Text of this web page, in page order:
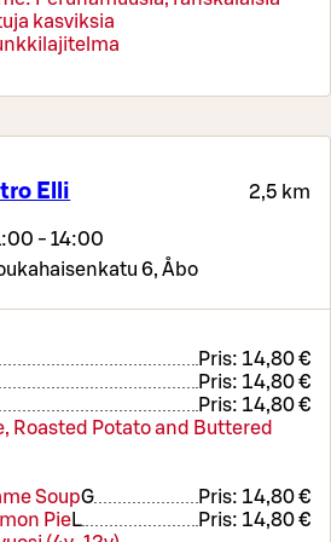
kasviksia
Elli 2,5 km
- 14:00
6, Åbo
Pris: 14,80 €
Pris: 14,80 €
Pris: 14,80 €
Roasted Potato and Buttered
SoupG Pris: 14,80 €
PieL Pris: 14,80 €